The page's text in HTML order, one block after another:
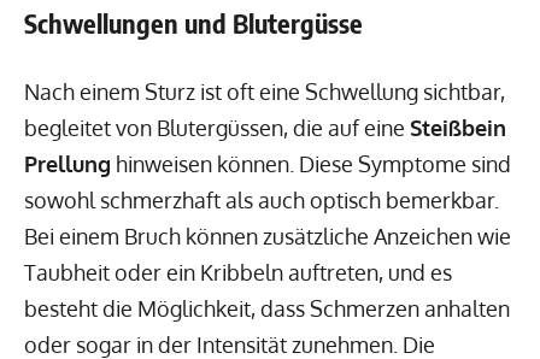
Schwellungen und Blutergüsse
Nach einem Sturz ist oft eine Schwellung sichtbar,
begleitet von Blutergüssen, die auf eine Steißbein
Prellung hinweisen können. Diese Symptome sind
sowohl schmerzhaft als auch optisch bemerkbar.
Bei einem Bruch können zusätzliche Anzeichen wie
Taubheit oder ein Kribbeln auftreten, und es
besteht die Möglichkeit, dass Schmerzen anhalten
oder sogar in der Intensität zunehmen. Die